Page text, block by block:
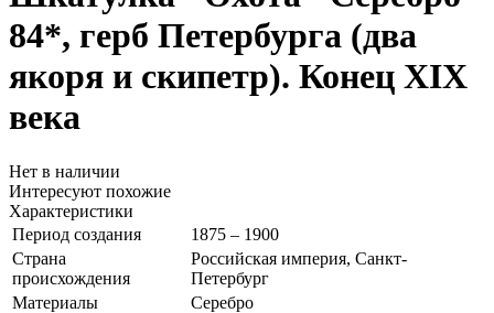
84*, герб Петербурга (два
якоря и скипетр). Конец XIX
века
Нет в наличии
Интересуют похожие
Характеристики
Период создания
1875 – 1900
Страна
происхождения
Российская империя, Санкт-
Петербург
Материалы
Серебро